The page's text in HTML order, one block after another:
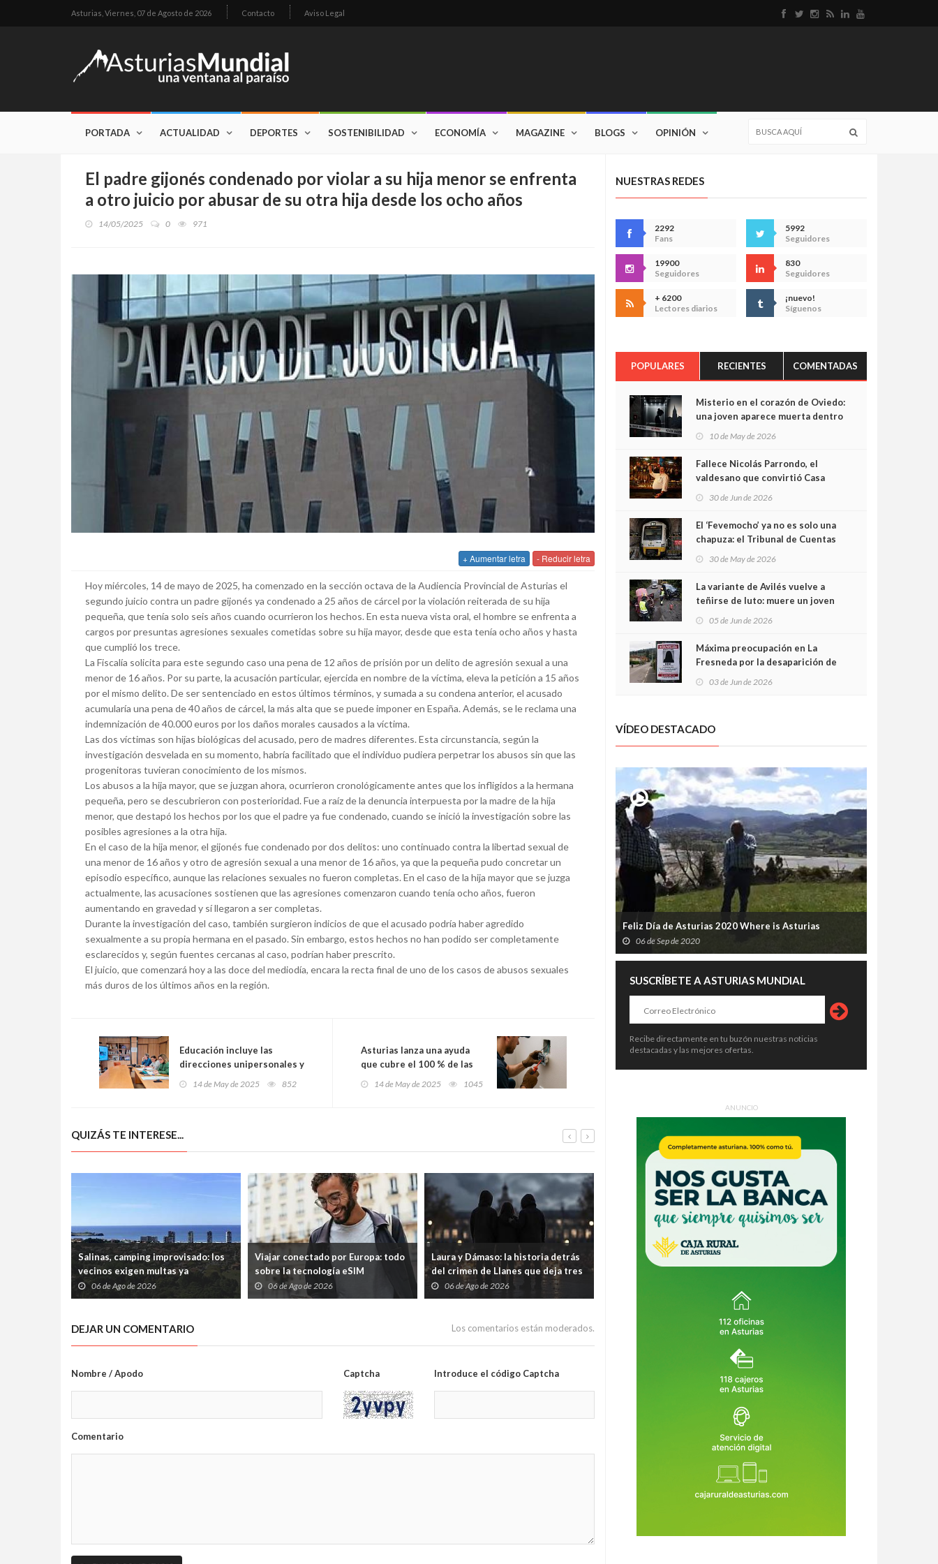
Asturias, Viernes, 07 de Agosto de 2026 Contacto Aviso Legal
PORTADA ACTUALIDAD DEPORTES SOSTENIBILIDAD ECONOMÍA MAGAZINE BLOGS OPINIÓN
El padre gijonés condenado por violar a su hija menor se enfrenta
a otro juicio por abusar de su otra hija desde los ocho años
14/05/2025 0 971
+ Aumentar letra - Reducir letra
Hoy miércoles, 14 de mayo de 2025, ha comenzado en la sección octava de la Audiencia Provincial de Asturias el
segundo juicio contra un padre gijonés ya condenado a 25 años de cárcel por la violación reiterada de su hija
pequeña, que tenía solo seis años cuando ocurrieron los hechos. En esta nueva vista oral, el hombre se enfrenta a
cargos por presuntas agresiones sexuales cometidas sobre su hija mayor, desde que esta tenía ocho años y hasta
que cumplió los trece.
La Fiscalía solicita para este segundo caso una pena de 12 años de prisión por un delito de agresión sexual a una
menor de 16 años. Por su parte, la acusación particular, ejercida en nombre de la víctima, eleva la petición a 15 años
por el mismo delito. De ser sentenciado en estos últimos términos, y sumada a su condena anterior, el acusado
acumularía una pena de 40 años de cárcel, la más alta que se puede imponer en España. Además, se le reclama una
indemnización de 40.000 euros por los daños morales causados a la víctima.
Las dos víctimas son hijas biológicas del acusado, pero de madres diferentes. Esta circunstancia, según la
investigación desvelada en su momento, habría facilitado que el individuo pudiera perpetrar los abusos sin que las
progenitoras tuvieran conocimiento de los mismos.
Los abusos a la hija mayor, que se juzgan ahora, ocurrieron cronológicamente antes que los infligidos a la hermana
pequeña, pero se descubrieron con posterioridad. Fue a raíz de la denuncia interpuesta por la madre de la hija
menor, que destapó los hechos por los que el padre ya fue condenado, cuando se inició la investigación sobre las
posibles agresiones a la otra hija.
En el caso de la hija menor, el gijonés fue condenado por dos delitos: uno continuado contra la libertad sexual de
una menor de 16 años y otro de agresión sexual a una menor de 16 años, ya que la pequeña pudo concretar un
episodio específico, aunque las relaciones sexuales no fueron completas. En el caso de la hija mayor que se juzga
actualmente, las acusaciones sostienen que las agresiones comenzaron cuando tenía ocho años, fueron
aumentando en gravedad y sí llegaron a ser completas.
Durante la investigación del caso, también surgieron indicios de que el acusado podría haber agredido
sexualmente a su propia hermana en el pasado. Sin embargo, estos hechos no han podido ser completamente
esclarecidos y, según fuentes cercanas al caso, podrían haber prescrito.
El juicio, que comenzará hoy a las doce del mediodía, encara la recta final de uno de los casos de abusos sexuales
más duros de los últimos años en la región.
Educación incluye las
direcciones unipersonales y
las de las escuelas de 0 a 3
como puestos docentes de
14 de May de 2025 852
Asturias lanza una ayuda
que cubre el 100 % de las
cuotas a la Seguridad Social
a nuevos autónomos
14 de May de 2025 1045
QUIZÁS TE INTERESE...
Salinas, camping improvisado: los
vecinos exigen multas ya
06 de Ago de 2026
Viajar conectado por Europa: todo
sobre la tecnología eSIM
06 de Ago de 2026
Laura y Dámaso: la historia detrás
del crimen de Llanes que deja tres
hijos huérfanos
06 de Ago de 2026
El crimen de Llanes destapa una
Guardia Civil y tenía prohibido
Asturias crea empleo, pero su
DEJAR UN COMENTARIO Los comentarios están moderados.
Nombre / Apodo Captcha Introduce el código Captcha
Comentario
NUESTRAS REDES
2292
Fans
5992
Seguidores
19900
Seguidores
830
Seguidores
+ 6200
Lectores diarios
¡nuevo!
Síguenos
POPULARES RECIENTES COMENTADAS
Misterio en el corazón de Oviedo:
una joven aparece muerta dentro
cámaras captan sus últimos
minutos
10 de May de 2026
Fallece Nicolás Parrondo, el
valdesano que convirtió Casa
30 de Jun de 2026
El ‘Fevemocho’ ya no es solo una
chapuza: el Tribunal de Cuentas
sobrecoste de los trenes que no
cabían por los túneles
30 de May de 2026
La variante de Avilés vuelve a
teñirse de luto: muere un joven
05 de Jun de 2026
Máxima preocupación en La
Fresneda por la desaparición de
03 de Jun de 2026
VÍDEO DESTACADO
Feliz Día de Asturias 2020 Where is Asturias
06 de Sep de 2020
SUSCRÍBETE A ASTURIAS MUNDIAL
Recibe directamente en tu buzón nuestras noticias
destacadas y las mejores ofertas.
ANUNCIO